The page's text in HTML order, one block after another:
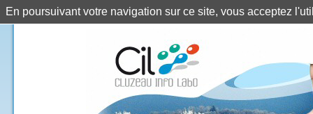
En poursuivant votre navigation sur ce site, vous acceptez